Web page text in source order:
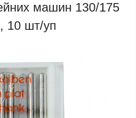
машин 130/175
10 шт/уп